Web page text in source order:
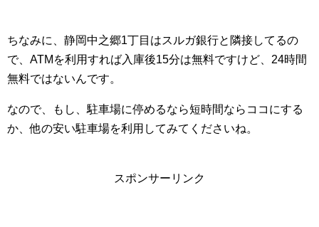
ちなみに、静岡中之郷1丁目はスルガ銀行と隣接してるの
で、ATMを利用すれば入庫後15分は無料ですけど、24時間
無料ではないんです。
なので、もし、駐車場に停めるなら短時間ならココにする
か、他の安い駐車場を利用してみてくださいね。
スポンサーリンク